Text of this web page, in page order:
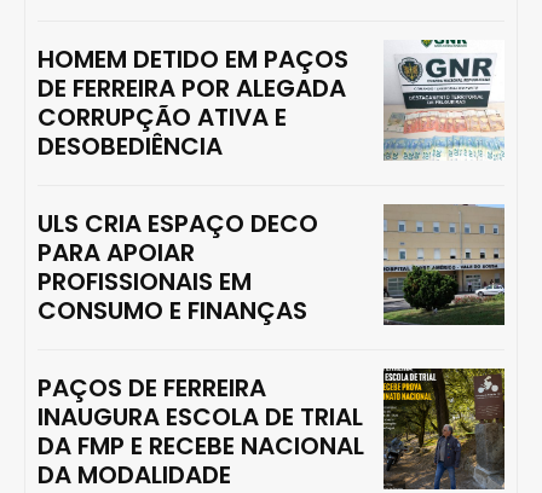
HOMEM DETIDO EM PAÇOS
DE FERREIRA POR ALEGADA
CORRUPÇÃO ATIVA E
DESOBEDIÊNCIA
ULS CRIA ESPAÇO DECO
PARA APOIAR
PROFISSIONAIS EM
CONSUMO E FINANÇAS
PAÇOS DE FERREIRA
INAUGURA ESCOLA DE TRIAL
DA FMP E RECEBE NACIONAL
DA MODALIDADE